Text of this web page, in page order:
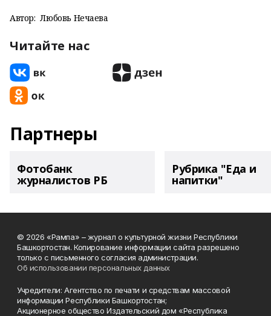
Автор: Любовь Нечаева
Читайте нас
Партнеры
Фотобанк
журналистов РБ
Рубрика "Еда и
напитки"
© 2026 «Рампа» – журнал о культурной жизни Республики
Башкортостан. Копирование информации сайта разрешено
только с письменного согласия администрации.
Об использовании персональных данных
Учредители: Агентство по печати и средствам массовой
информации Республики Башкортостан;
Акционерное общество Издательский дом «Республика